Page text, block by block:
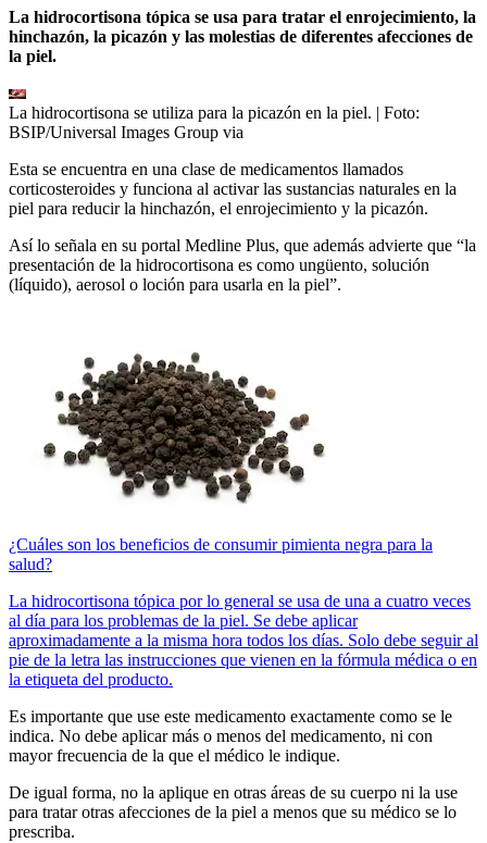
La hidrocortisona tópica se usa para tratar el enrojecimiento, la
hinchazón, la picazón y las molestias de diferentes afecciones de
la piel.
La hidrocortisona se utiliza para la picazón en la piel. | Foto:
BSIP/Universal Images Group via
Esta se encuentra en una clase de medicamentos llamados
corticosteroides y funciona al activar las sustancias naturales en la
piel para reducir la hinchazón, el enrojecimiento y la picazón.
Así lo señala en su portal Medline Plus, que además advierte que “la
presentación de la hidrocortisona es como ungüento, solución
(líquido), aerosol o loción para usarla en la piel”.
¿Cuáles son los beneficios de consumir pimienta negra para la
salud?
La hidrocortisona tópica por lo general se usa de una a cuatro veces
al día para los problemas de la piel. Se debe aplicar
aproximadamente a la misma hora todos los días. Solo debe seguir al
pie de la letra las instrucciones que vienen en la fórmula médica o en
la etiqueta del producto.
Es importante que use este medicamento exactamente como se le
indica. No debe aplicar más o menos del medicamento, ni con
mayor frecuencia de la que el médico le indique.
De igual forma, no la aplique en otras áreas de su cuerpo ni la use
para tratar otras afecciones de la piel a menos que su médico se lo
prescriba.